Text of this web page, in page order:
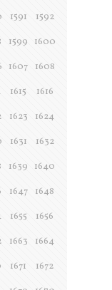
1591
1592
1599
1600
1607
1608
1615
1616
1623
1624
1631
1632
1639
1640
1647
1648
1655
1656
1663
1664
1671
1672